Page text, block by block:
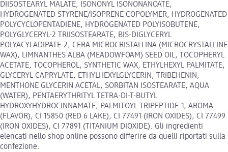
DIISOSTEARYL MALATE, ISONONYL ISONONANOATE,
HYDROGENATED STYRENE/ISOPRENE COPOLYMER, HYDROGENATED
POLYCYCLOPENTADIENE, HYDROGENATED POLYISOBUTENE,
POLYGLYCERYL-2 TRIISOSTEARATE, BIS-DIGLYCERYL
POLYACYLADIPATE-2, CERA MICROCRISTALLINA (MICROCRYSTALLINE
WAX), LIMNANTHES ALBA (MEADOWFOAM) SEED OIL, TOCOPHERYL
ACETATE, TOCOPHEROL, SYNTHETIC WAX, ETHYLHEXYL PALMITATE,
GLYCERYL CAPRYLATE, ETHYLHEXYLGLYCERIN, TRIBEHENIN,
MENTHONE GLYCERIN ACETAL, SORBITAN ISOSTEARATE, AQUA
(WATER), PENTAERYTHRITYL TETRA-DI-T-BUTYL
HYDROXYHYDROCINNAMATE, PALMITOYL TRIPEPTIDE-1, AROMA
(FLAVOR), CI 15850 (RED 6 LAKE), CI 77491 (IRON OXIDES), CI 77499
(IRON OXIDES), CI 77891 (TITANIUM DIOXIDE). Gli ingredienti
elencati nello shop online possono differire da quelli riportati sulla
confezione.